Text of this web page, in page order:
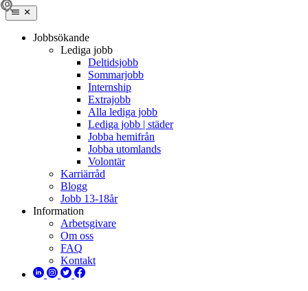
Jobbsökande
Lediga jobb
Deltidsjobb
Sommarjobb
Internship
Extrajobb
Alla lediga jobb
Lediga jobb | städer
Jobba hemifrån
Jobba utomlands
Volontär
Karriärråd
Blogg
Jobb 13-18år
Information
Arbetsgivare
Om oss
FAQ
Kontakt